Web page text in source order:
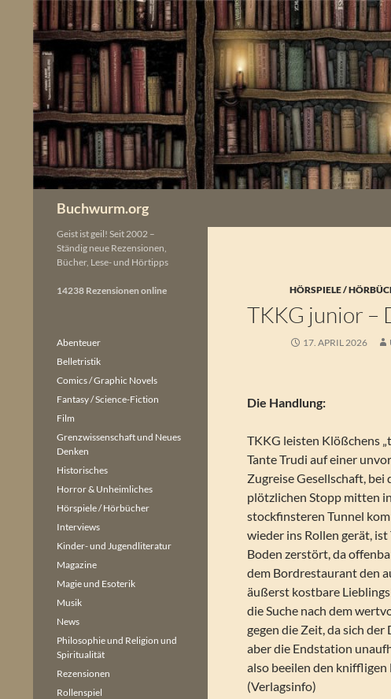
springen
Buchwurm.org
HÖRSPIELE /
TKKG junior –
17. APRIL 2026
Die Handlung:
TKKG leisten Klößchens
Tante Trudi auf einer
Zugreise Gesellschaft, bei
plötzlichen Stopp mitten
stockfinsteren Tunnel
wieder ins Rollen gerät, ist
Boden zerstört, da
dem Bordrestaurant den
äußerst kostbare
die Suche nach dem
gegen die Zeit, da sich
aber die Endstation
also beeilen den
(Verlagsinfo)
Geist ist geil! Seit 2002 –
Ständig neue Rezensionen,
Bücher, Lese- und Hörtipps
14238 Rezensionen online
Abenteuer
Belletristik
Comics / Graphic Novels
Fantasy / Science-Fiction
Film
Grenzwissenschaft und Neues
Denken
Historisches
Horror & Unheimliches
Hörspiele / Hörbücher
Interviews
Kinder- und Jugendliteratur
Magazine
Magie und Esoterik
Musik
News
Philosophie und Religion und
Spiritualität
Rezensionen
Rollenspiel